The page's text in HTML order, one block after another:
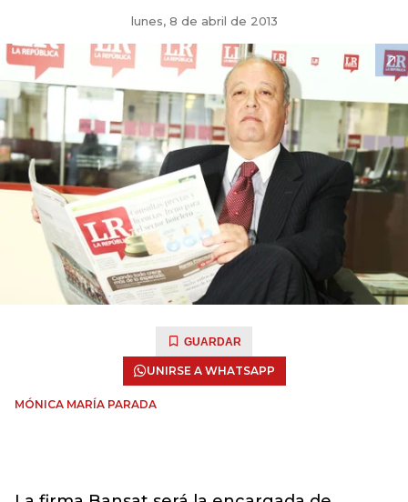
lunes, 8 de abril de 2013
GUARDAR
UNIRSE A WHATSAPP
MÓNICA MARÍA PARADA